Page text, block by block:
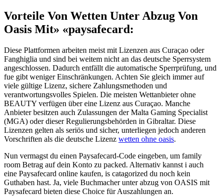
Vorteile Von Wetten Unter Abzug Von
Oasis Mit» «paysafecard:
Diese Plattformen arbeiten meist mit Lizenzen aus Curaçao oder
Fanghiglia und sind bei weitem nicht an das deutsche Sperrsystem
angeschlossen. Dadurch entfällt die automatische Sperrprüfung, und
fue gibt weniger Einschränkungen. Achten Sie gleich immer auf
viele gültige Lizenz, sichere Zahlungsmethoden und
verantwortungsvolles Spielen. Die meisten Wettanbieter ohne
BEAUTY verfügen über eine Lizenz aus Curaçao. Manche
Anbieter besitzen auch Zulassungen der Malta Gaming Specialist
(MGA) oder dieser Regulierungsbehörden in Gibraltar. Diese
Lizenzen gelten als seriös und sicher, unterliegen jedoch anderen
Vorschriften als die deutsche Lizenz wetten ohne oasis.
Nun vermagst du einen Paysafecard-Code eingeben, um family
room Betrag auf dein Konto zu packed. Alternativ kannst i auch
eine Paysafecard online kaufen, is catagorized du noch kein
Guthaben hast. Ja, viele Buchmacher unter abzug von OASIS mit
Paysafecard bieten diese Choice für Auszahlungen an.